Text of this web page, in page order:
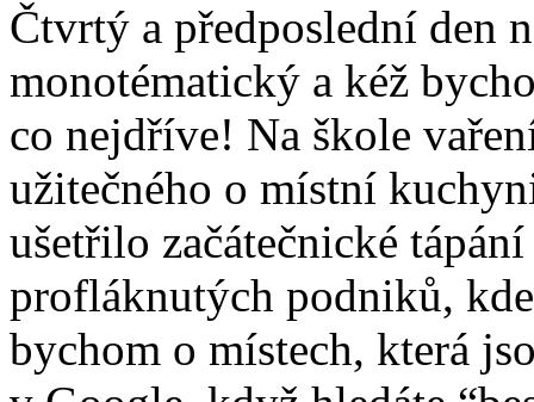
Čtvrtý a předposlední den
monotématický a kéž
co nejdříve! Na škole
užitečného o místní
ušetřilo začátečnické
profláknutých podniků,
bychom o místech, která